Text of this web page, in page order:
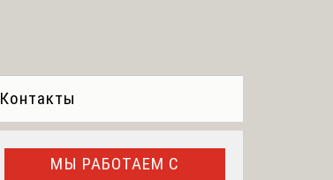
Контакты
МЫ РАБОТАЕМ С